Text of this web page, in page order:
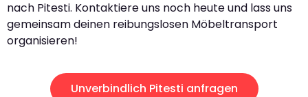
nach Pitesti. Kontaktiere uns noch heute und lass uns
gemeinsam deinen reibungslosen Möbeltransport
organisieren!
Unverbindlich Pitesti anfragen